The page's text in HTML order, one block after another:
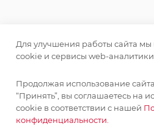
©КупиКашпо
Для улучшения работы сайта
cookie и сервисы web-аналитики.
Продолжая использование
“Принять”, вы соглашаетесь на
cookie в соответствии с нашей
конфиденциальности.